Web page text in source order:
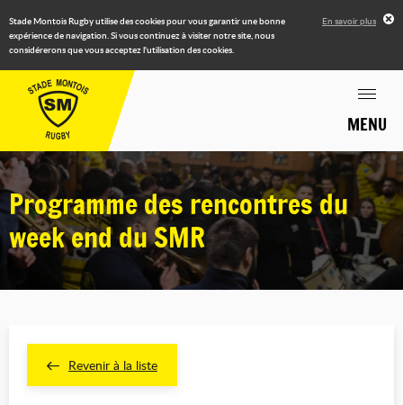
Stade Montois Rugby utilise des cookies pour vous garantir une bonne
expérience de navigation. Si vous continuez à visiter notre site, nous
considérerons que vous acceptez l'utilisation des cookies.
En savoir plus
MENU
Programme des rencontres du
week end du SMR
Revenir à la liste